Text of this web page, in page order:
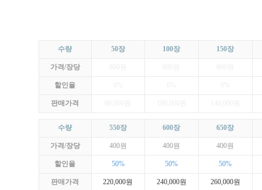
수량 50장 100장 150장
가격/장당
할인율
판매가격
수량 550장 600장 650장
가격/장당 400원 400원 400원
할인율 50% 50% 50%
판매가격 220,000원 240,000원 260,000원